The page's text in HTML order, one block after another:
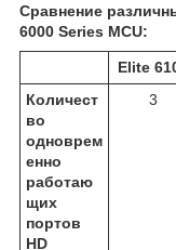
Сравнение
6000 Series MCU:
Elite
Количест
во
одноврем
енно
работаю
щих
портов
HD
3